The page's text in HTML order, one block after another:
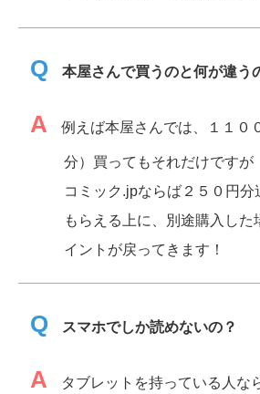
Q 本屋さんで買うのと何が違う
A 例えば本屋さんでは、１１０
分）買ってもそれだけですが
コミック.jpならば２５０円
もらえる上に、別途購入した
イントが戻ってきます！
Q スマホでしか読めないの？
A タブレットを持っている人な